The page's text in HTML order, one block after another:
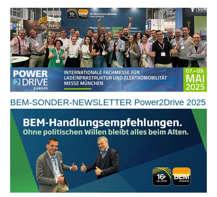
BEM-SONDER-NEWSLETTER Power2Drive 2025